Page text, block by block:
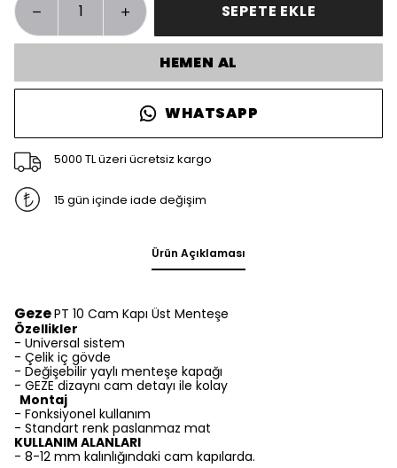
SEPETE EKLE
HEMEN AL
WHATSAPP
5000 TL üzeri ücretsiz kargo
15 gün içinde iade değişim
Ürün Açıklaması
GezePT 10 Cam Kapı Üst Menteşe
Özellikler
- Universal sistem
- Çelik iç gövde
- Değişebilir yaylı menteşe kapağı
- GEZE dizaynı cam detayı ile kolay
Montaj
- Fonksiyonel kullanım
- Standart renk paslanmaz mat
KULLANIM ALANLARI
- 8-12 mm kalınlığındaki cam kapılarda.